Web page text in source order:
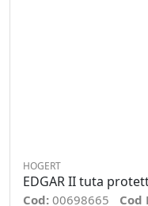
HOGERT
EDGAR II tuta
Cod: 00698665 Cod